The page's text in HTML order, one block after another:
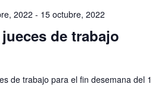
2022 - 15 octubre, 2022
de trabajo
de trabajo para el fin desemana del